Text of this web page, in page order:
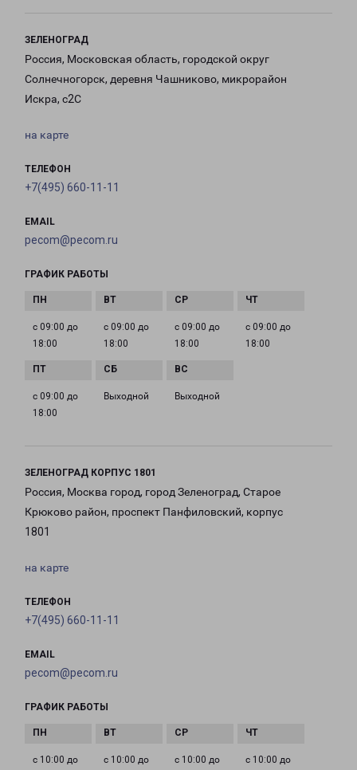
ЗЕЛЕНОГРАД
Россия, Московская область, городской округ
Солнечногорск, деревня Чашниково, микрорайон
Искра, с2С
на карте
ТЕЛЕФОН
+7(495) 660-11-11
EMAIL
pecom@pecom.ru
ГРАФИК РАБОТЫ
с 09:00 до
18:00
с 09:00 до
18:00
с 09:00 до
18:00
с 09:00 до
18:00
с 09:00 до
18:00
Выходной Выходной
ЗЕЛЕНОГРАД КОРПУС 1801
Россия, Москва город, город Зеленоград, Старое
Крюково район, проспект Панфиловский, корпус
1801
на карте
ТЕЛЕФОН
+7(495) 660-11-11
EMAIL
pecom@pecom.ru
ГРАФИК РАБОТЫ
с 10:00 до
с 10:00 до
с 10:00 до
с 10:00 до